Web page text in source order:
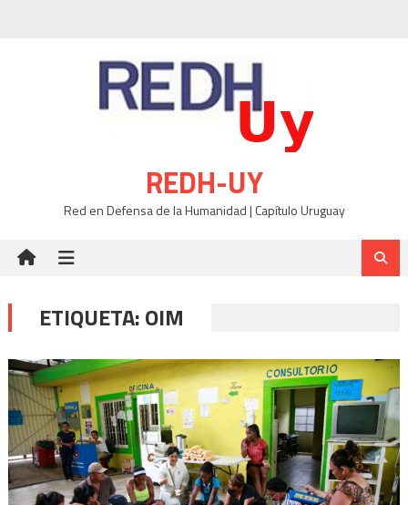
REDH-UY
Red en Defensa de la Humanidad | Capítulo Uruguay
ETIQUETA:OIM